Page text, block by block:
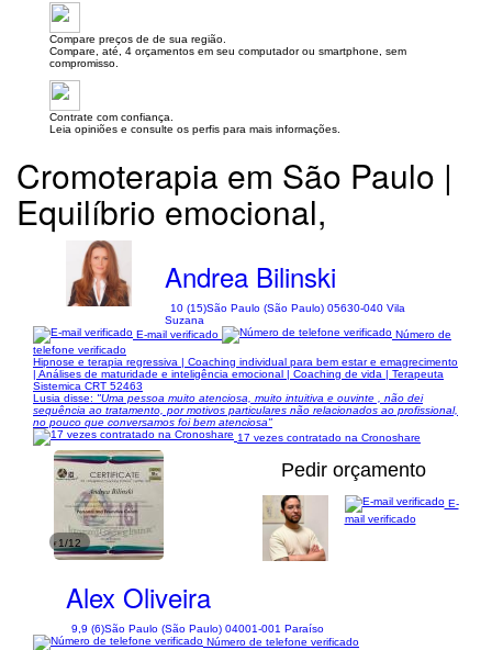
Compare preços de de sua região.
Compare, até, 4 orçamentos em seu computador ou smartphone, sem
compromisso.
Contrate com confiança.
Leia opiniões e consulte os perfis para mais informações.
Cromoterapia em São Paulo |
Equilíbrio emocional,
Andrea Bilinski
10 (15)São Paulo (São Paulo) 05630-040 Vila
Suzana
E-mail verificado
Número de
telefone verificado
Hipnose e terapia regressiva | Coaching individual para bem estar e emagrecimento
| Análises de maturidade e inteligência emocional | Coaching de vida | Terapeuta
Sistemica CRT 52463
Lusia disse: "Uma pessoa muito atenciosa, muito intuitiva e ouvinte , não dei
sequência ao tratamento, por motivos particulares não relacionados ao profissional,
no pouco que conversamos foi bem atenciosa"
17 vezes contratado na Cronoshare
1/12
Pedir orçamento
Alex Oliveira
9,9 (6)São Paulo (São Paulo) 04001-001 Paraíso
E-
mail verificado
Número de telefone verificado